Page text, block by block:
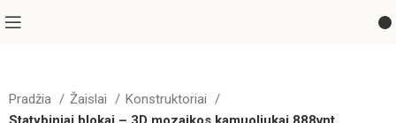
Pradžia Žaislai
Konstruktoriai